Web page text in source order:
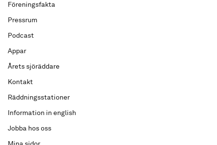
Föreningsfakta
Pressrum
Podcast
Appar
Årets sjöräddare
Kontakt
Räddningsstationer
Information in english
Jobba hos oss